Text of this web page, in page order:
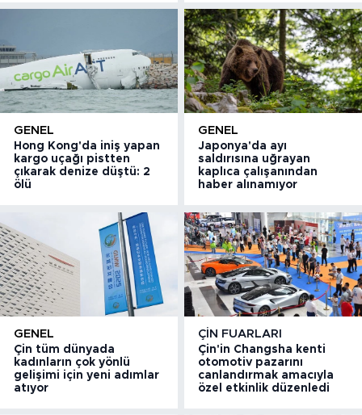
GENEL
Hong Kong'da iniş yapan
kargo uçağı pistten
çıkarak denize düştü: 2
ölü
GENEL
Japonya'da ayı
saldırısına uğrayan
kaplıca çalışanından
haber alınamıyor
GENEL
Çin tüm dünyada
kadınların çok yönlü
gelişimi için yeni adımlar
atıyor
ÇIN FUARLARI
Çin'in Changsha kenti
otomotiv pazarını
canlandırmak amacıyla
özel etkinlik düzenledi